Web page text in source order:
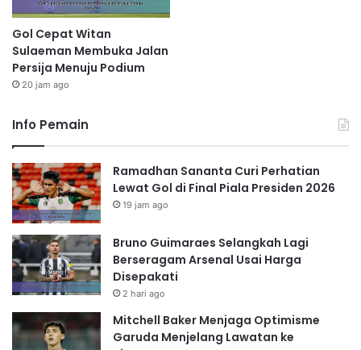
Gol Cepat Witan
Sulaeman Membuka Jalan
Persija Menuju Podium
20 jam ago
Info Pemain
Ramadhan Sananta Curi Perhatian
Lewat Gol di Final Piala Presiden 2026
19 jam ago
Bruno Guimaraes Selangkah Lagi
Berseragam Arsenal Usai Harga
Disepakati
2 hari ago
Mitchell Baker Menjaga Optimisme
Garuda Menjelang Lawatan ke